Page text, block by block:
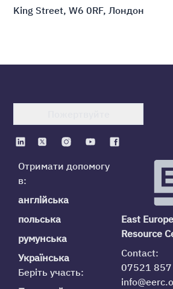
King Street, W6 0RF, Лондон
Отримати допомогу
в:
англійська
польська
румунська
Українська
Беріть участь:
East
Resource
Contact:
07521